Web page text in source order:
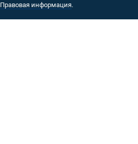
Правовая информация.